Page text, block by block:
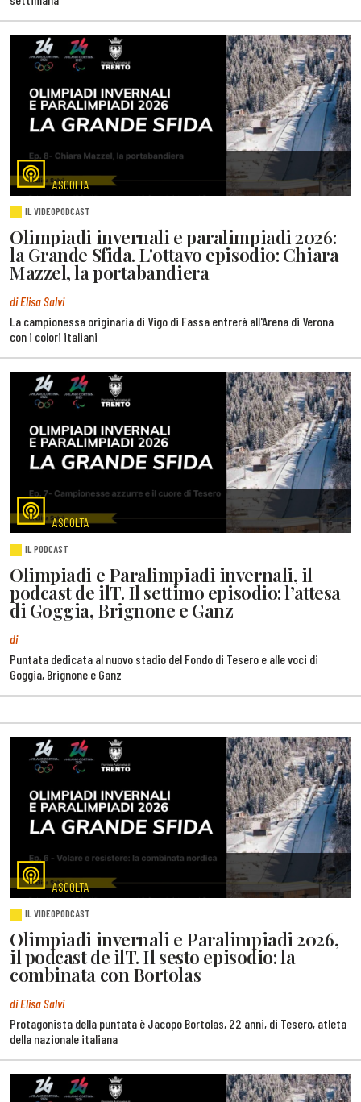
ASCOLTA
IL VIDEOPODCAST
Olimpiadi invernali e paralimpiadi 2026:
la Grande Sfida. L'ottavo episodio: Chiara
Mazzel, la portabandiera
di Elisa Salvi
La campionessa originaria di Vigo di Fassa entrerà all'Arena di Verona
con i colori italiani
ASCOLTA
IL PODCAST
Olimpiadi e Paralimpiadi invernali, il
podcast de ilT. Il settimo episodio: l’attesa
di Goggia, Brignone e Ganz
di
Puntata dedicata al nuovo stadio del Fondo di Tesero e alle voci di
Goggia, Brignone e Ganz
ASCOLTA
IL VIDEOPODCAST
Olimpiadi invernali e Paralimpiadi 2026,
il podcast de ilT. Il sesto episodio: la
combinata con Bortolas
di Elisa Salvi
Protagonista della puntata è Jacopo Bortolas, 22 anni, di Tesero, atleta
della nazionale italiana